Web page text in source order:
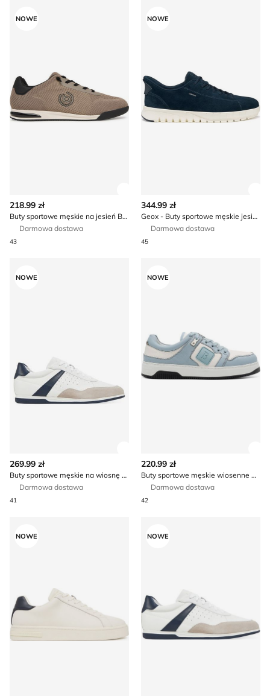
NOWE
218.99 zł
Buty sportowe męskie na jesień Bugatti
Darmowa dostawa
43
NOWE
344.99 zł
Geox - Buty sportowe męskie jesienne
Darmowa dostawa
45
NOWE
269.99 zł
Buty sportowe męskie na wiosnę Geox
Darmowa dostawa
41
NOWE
220.99 zł
Buty sportowe męskie wiosenne BADURA
Darmowa dostawa
42
NOWE NOWE